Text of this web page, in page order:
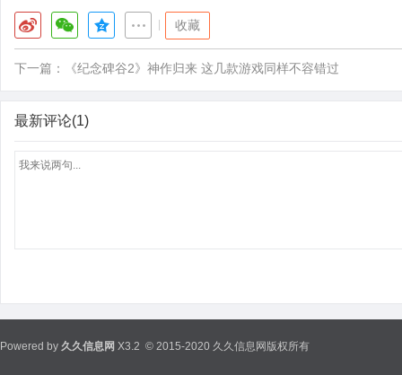
收藏
下一篇： 《纪念碑谷2》神作归来 这几款游戏同样不容错过
最新评论(1)
Powered by 久久信息网 X3.2 © 2015-2020 久久信息网版权所有